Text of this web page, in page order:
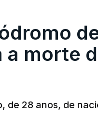
a morte
de 28 anos, de